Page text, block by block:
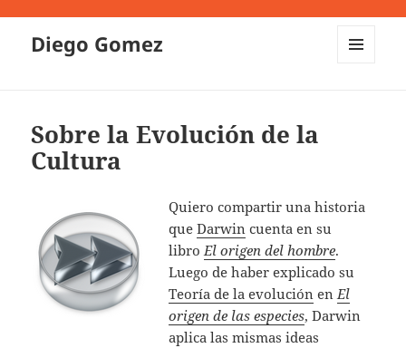
Diego Gomez
Sobre la Evolución de la
Cultura
Quiero compartir una historia
queDarwin cuenta en su
libroEl origen del hombre.
Luego de haber explicado su
Teoría de la evolución enEl
origen de las especies, Darwin
aplica las mismas ideas